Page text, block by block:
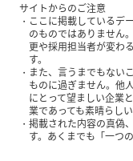
サイトからのご注意
ここに掲載しているデ
のものではありません
更や採用担当者が変わ
す。
また、言うまでもない
ものに過ぎません。他
にとって望ましい企業
業であっても素晴らし
掲載された内容の真偽
す。あくまでも「一つ